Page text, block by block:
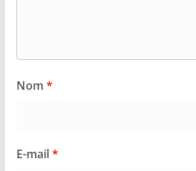
Nom *
E-mail*